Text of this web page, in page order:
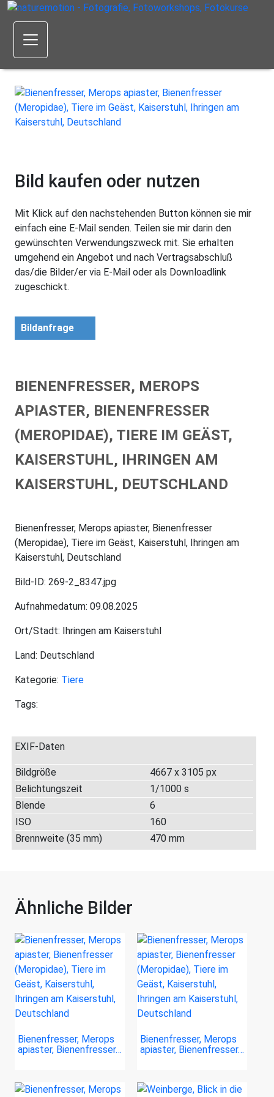
Bild kaufen oder nutzen
Mit Klick auf den nachstehenden Button können sie mir
einfach eine E-Mail senden. Teilen sie mir darin den
gewünschten Verwendungszweck mit. Sie erhalten
umgehend ein Angebot und nach Vertragsabschluß
das/die Bilder/er via E-Mail oder als Downloadlink
zugeschickt.
Bildanfrage
BIENENFRESSER, MEROPS
APIASTER, BIENENFRESSER
(MEROPIDAE), TIERE IM GEÄST,
KAISERSTUHL, IHRINGEN AM
KAISERSTUHL, DEUTSCHLAND
Bienenfresser, Merops apiaster, Bienenfresser
(Meropidae), Tiere im Geäst, Kaiserstuhl, Ihringen am
Kaiserstuhl, Deutschland
Bild-ID: 269-2_8347.jpg
Aufnahmedatum: 09.08.2025
Ort/Stadt: Ihringen am Kaiserstuhl
Land: Deutschland
Kategorie: Tiere
Tags:
EXIF-Daten
Bildgröße
4667 x 3105 px
Belichtungszeit
1/1000 s
Blende
6
ISO
160
Brennweite (35 mm)
470 mm
Ähnliche Bilder
Bienenfresser, Merops
apiaster, Bienenfresser…
Bienenfresser, Merops
apiaster, Bienenfresser…